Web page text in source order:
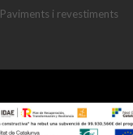
Paviments i revestiments